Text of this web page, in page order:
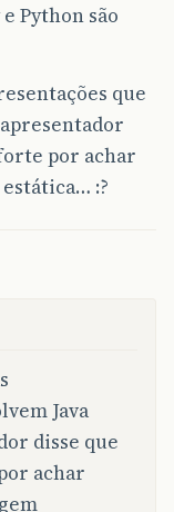
Python são
que
por achar
:?
Java
disse que
achar